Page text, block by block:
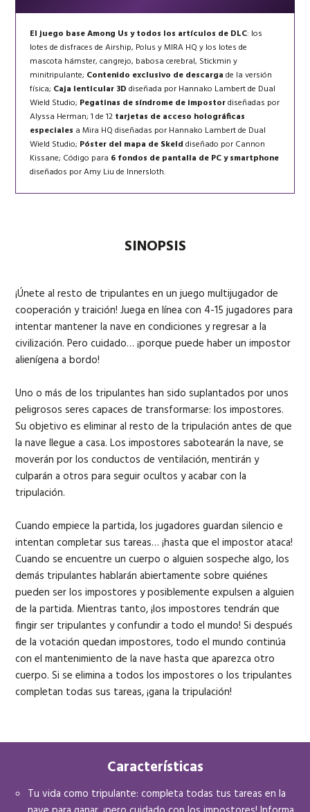
El juego base Among Us y todos los artículos de DLC: los
lotes de disfraces de Airship, Polus y MIRA HQ y los lotes de
mascota hámster, cangrejo, babosa cerebral, Stickmin y
minitripulante; Contenido exclusivo de descarga de la versión
física; Caja lenticular 3D diseñada por Hannako Lambert de Dual
Wield Studio; Pegatinas de síndrome de impostordiseñadas por
Alyssa Herman; 1 de 12 tarjetas de acceso holográficas
especiales a Mira HQ diseñadas por Hannako Lambert de Dual
Wield Studio; Póster del mapa de Skeld diseñado por Cannon
Kissane; Código para 6 fondos de pantalla de PC y smartphone
diseñados por Amy Liu de Innersloth.
Peluche de tripulante morado
Pin giratorio esmaltado
Caja limitada de
Edición Impostor
Gorro de Impostor rojo
Caja de Edición Ejected de edición
limitada
SINOPSIS
¡Únete al resto de tripulantes en un juego multijugador de
cooperación y traición! Juega en línea con 4-15 jugadores para
intentar mantener la nave en condiciones y regresar a la
civilización. Pero cuidado… ¡porque puede haber un impostor
alienígena a bordo!
Uno o más de los tripulantes han sido suplantados por unos
peligrosos seres capaces de transformarse: los impostores.
Su objetivo es eliminar al resto de la tripulación antes de que
la nave llegue a casa. Los impostores sabotearán la nave, se
moverán por los conductos de ventilación, mentirán y
culparán a otros para seguir ocultos y acabar con la
tripulación.
Cuando empiece la partida, los jugadores guardan silencio e
intentan completar sus tareas… ¡hasta que el impostor ataca!
Cuando se encuentre un cuerpo o alguien sospeche algo, los
demás tripulantes hablarán abiertamente sobre quiénes
pueden ser los impostores y posiblemente expulsen a alguien
de la partida. Mientras tanto, ¡los impostores tendrán que
fingir ser tripulantes y confundir a todo el mundo! Si después
de la votación quedan impostores, todo el mundo continúa
con el mantenimiento de la nave hasta que aparezca otro
cuerpo. Si se elimina a todos los impostores o los tripulantes
completan todas sus tareas, ¡gana la tripulación!
Características
Tu vida como tripulante: completa todas tus tareas en la